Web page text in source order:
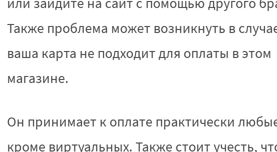
Также проблема может возникнуть в
ваша карта не подходит для оплаты в этом
магазине.
Он принимает к оплате практически
кроме виртуальных. Также стоит учесть,